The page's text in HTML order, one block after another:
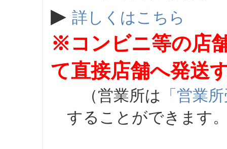
▶ 詳しくはこちら
※コンビニ等の店
て直接店舗へ発送
（営業所は 「営業
することができます